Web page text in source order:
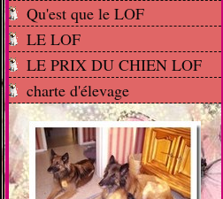
Qu'est que le LOF
LE LOF
LE PRIX DU CHIEN LOF
charte d'élevage